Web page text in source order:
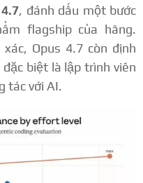
, đánh dấu một bước
flagship của hãng.
Opus 4.7 còn định
đặc biệt là lập trình viên
tác với AI.